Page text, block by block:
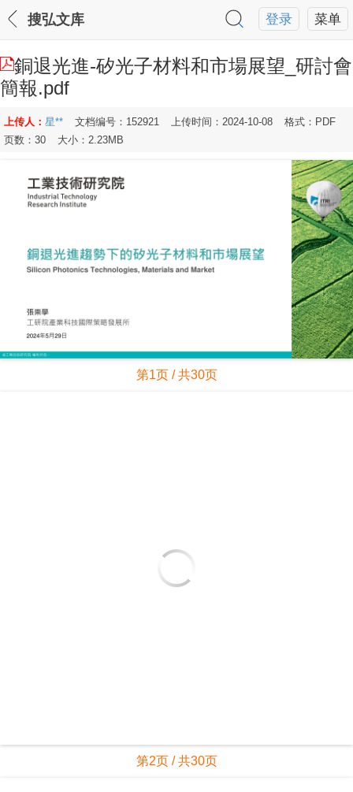
菜单
登录
搜弘文库
銅退光進-矽光子材料和市場展望_研討會
簡報.pdf
上传人： 星** 文档编号：152921 上传时间：2024-10-08
格式：PDF
页数：30
大小：2.23MB
第1页 / 共30页
第2页 / 共30页